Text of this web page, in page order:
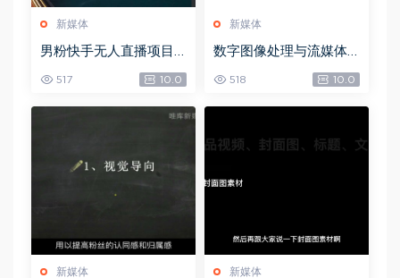
新媒体
男粉快手无人直播项目
玩法，网盘下载(361.65
M)
517 10.0
新媒体
数字图像处理与流媒体
技术，网盘下载(72.42
M)
518 10.0
新媒体 新媒体